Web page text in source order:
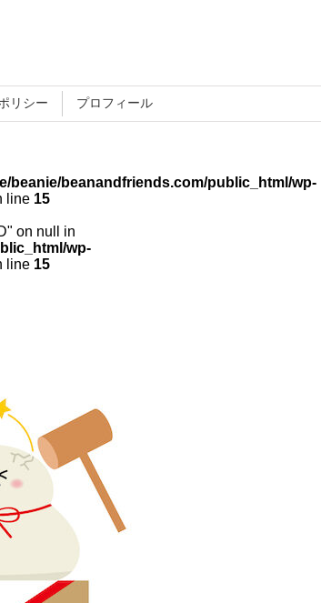
リシー プロフィール
beanie/beanandfriends.com/public_html/wp-
line 15
on null in
wp-
line 15